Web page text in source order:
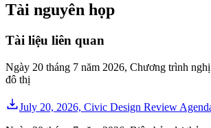
Tài nguyên họp
Tài liệu liên quan
Ngày 20 tháng 7 năm 2026, Chương trình
đô thị
July 20, 2026, Civic Design Review